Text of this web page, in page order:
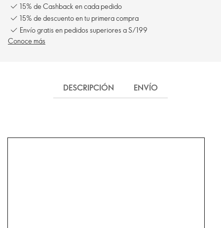
15% de Cashback en cada pedido
15% de descuento en tu primera compra
Envío gratis en pedidos superiores a S/199
Conoce más
DESCRIPCIÓN ENVÍO